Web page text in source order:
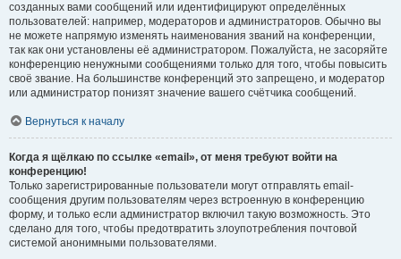
созданных вами сообщений или идентифицируют определённых
пользователей: например, модераторов и администраторов. Обычно вы
не можете напрямую изменять наименования званий на конференции,
так как они установлены её администратором. Пожалуйста, не засоряйте
конференцию ненужными сообщениями только для того, чтобы повысить
своё звание. На большинстве конференций это запрещено, и модератор
или администратор понизят значение вашего счётчика сообщений.
Вернуться к началу
Когда я щёлкаю по ссылке «email», от меня требуют войти на
конференцию!
Только зарегистрированные пользователи могут отправлять email-
сообщения другим пользователям через встроенную в конференцию
форму, и только если администратор включил такую возможность. Это
сделано для того, чтобы предотвратить злоупотребления почтовой
системой анонимными пользователями.